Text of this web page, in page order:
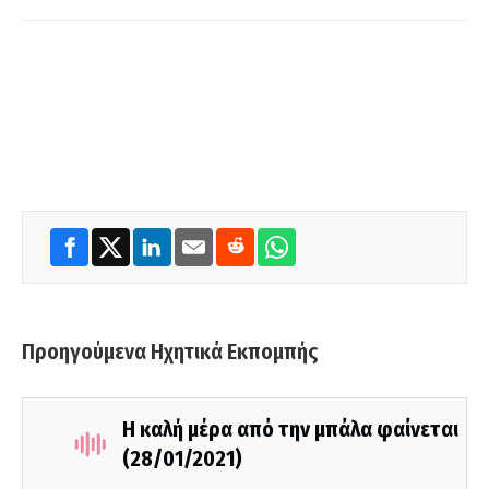
Προηγούμενα Ηχητικά Εκπομπής
Η καλή μέρα από την μπάλα φαίνεται
(28/01/2021)